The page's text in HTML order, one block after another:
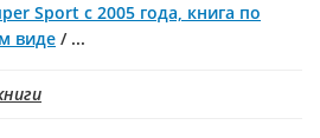
Sport с 2005 года, книга по
виде / ...